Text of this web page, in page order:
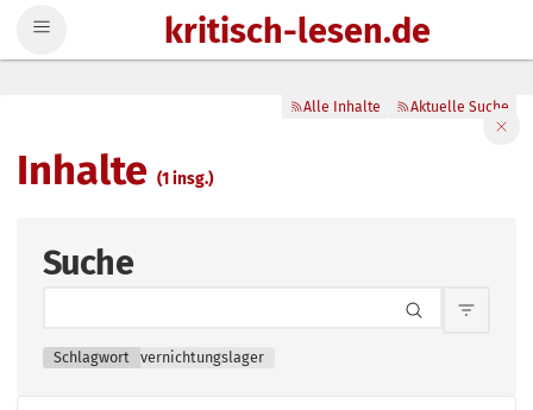
kritisch-lesen.de
Inhalte(1 insg.)
Alle Inhalte Aktuelle Suche
Suche
Schlagwort vernichtungslager